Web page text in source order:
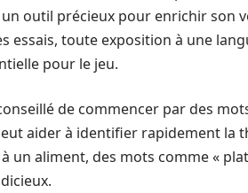
outil précieux pour enrichir son
essais, toute exposition à une
pour le jeu.
de commencer par des
aider à identifier rapidement la
un aliment, des mots comme «